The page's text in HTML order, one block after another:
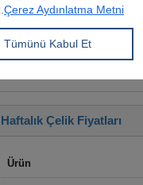
- Boyalı Rulo,
Tüm fiyatları görmek için
Haftalık Çelik Fiyatları
Ürün